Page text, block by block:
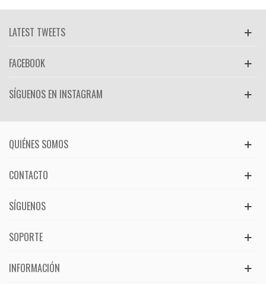
LATEST TWEETS
FACEBOOK
SÍGUENOS EN INSTAGRAM
QUIÉNES SOMOS
CONTACTO
SÍGUENOS
SOPORTE
INFORMACIÓN